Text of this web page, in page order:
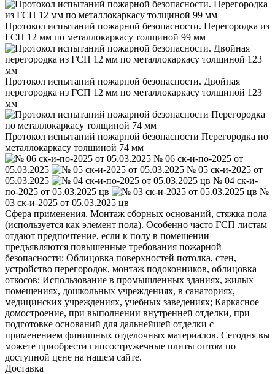
Протокол испытаний пожарной безопасности. Перегородка из
ГСП 12 мм по металлокаркасу толщиной 99 мм
Протокол испытаний пожарной безопасности. Двойная
перегородка из ГСП 12 мм по металлокаркасу толщиной 123
мм
Протокол испытаний пожарной безопасности Перегородка по
металлокаркасу толщиной 74 мм
№ 06 ск-и-по-2025 от
05.03.2025
№ 05 ск-и-2025 от
05.03.2025
№ 04 ск-и-
по-2025 от 05.03.2025 цв
№
03 ск-и-2025 от 05.03.2025 цв
Сфера применения. Монтаж сборных оснований, стяжка пола
(используется как элемент пола). Особенно часто ГСП листам
отдают предпочтение, если к полу в помещении
предъявляются повышенные требования пожарной
безопасности; Облицовка поверхностей потолка, стен,
устройство перегородок, монтаж подоконников, облицовка
откосов; Использование в промышленных зданиях, жилых
помещениях, дошкольных учреждениях, в санаториях,
медицинских учреждениях, учебных заведениях; Каркасное
домостроение, при выполнении внутренней отделки, при
подготовке оснований для дальнейшей отделки с
применением финишных отделочных материалов. Сегодня вы
можете приобрести гипсостружечные плиты оптом по
доступной цене на нашем сайте.
Доставка